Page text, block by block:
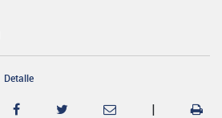
Detalle
|